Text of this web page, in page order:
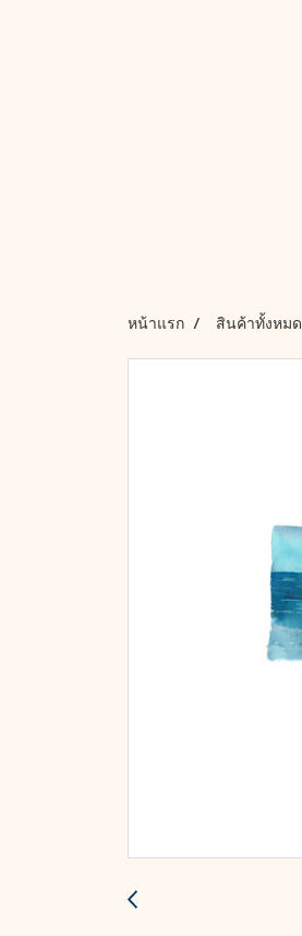
หน้าแรก สินค้าทั้งหมด